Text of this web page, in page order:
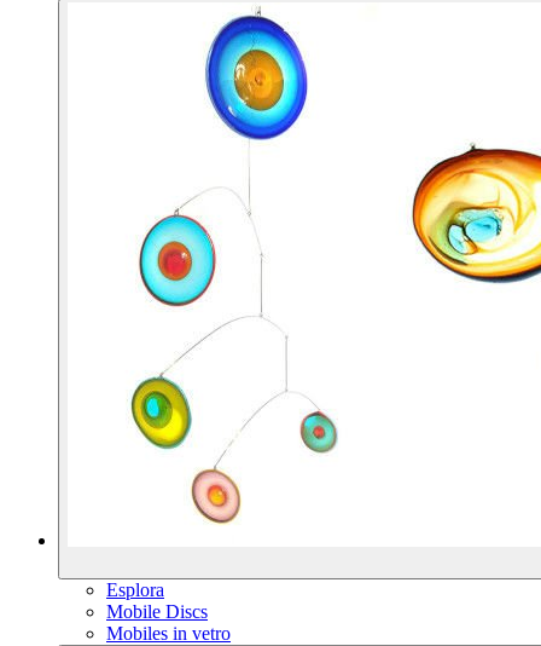
Esplora
Mobile Discs
Mobiles in vetro